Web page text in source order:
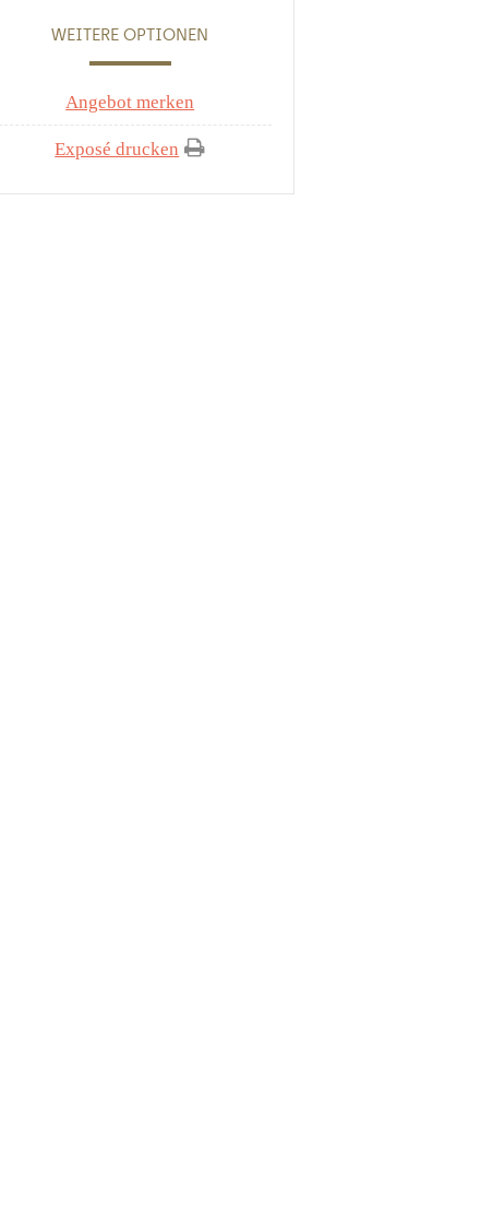
WEITERE OPTIONEN
Angebot merken
Exposé drucken